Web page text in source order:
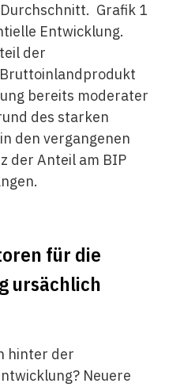
Grafik 1
Entwicklung.
der
bereits moderater
des starken
den vergangenen
der Anteil am BIP
für die
ursächlich
hinter der
Neuere